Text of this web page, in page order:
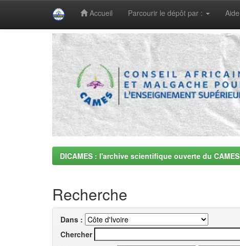
Accueil Parcourir le dépôt par : Aide
DICAMES : l'archive scientifique ouverte du CAMES
Recherche
Dans :
Chercher